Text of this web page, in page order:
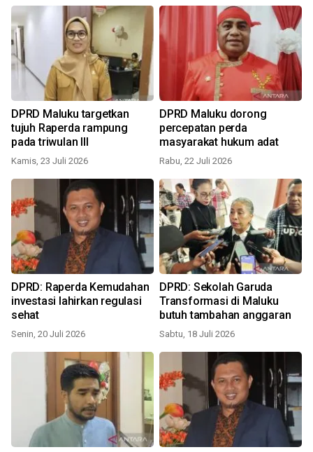
DPRD Maluku targetkan
tujuh Raperda rampung
pada triwulan III
Kamis, 23 Juli 2026
DPRD Maluku dorong
percepatan perda
masyarakat hukum adat
Rabu, 22 Juli 2026
DPRD: Raperda Kemudahan
investasi lahirkan regulasi
sehat
Senin, 20 Juli 2026
DPRD: Sekolah Garuda
Transformasi di Maluku
butuh tambahan anggaran
Sabtu, 18 Juli 2026